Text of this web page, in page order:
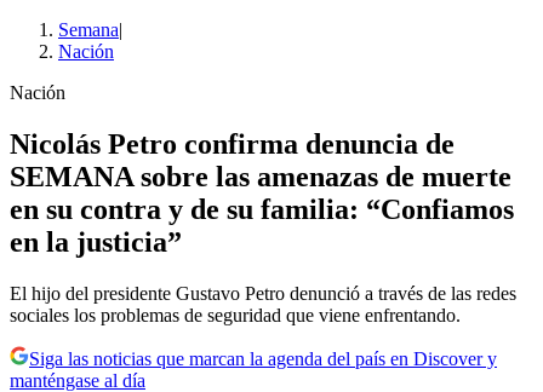
Semana|
Nación
Nación
Nicolás Petro confirma denuncia de
SEMANA sobre las amenazas de muerte
en su contra y de su familia: “Confiamos
en la justicia”
El hijo del presidente Gustavo Petro denunció a través de las redes
sociales los problemas de seguridad que viene enfrentando.
Siga las noticias que marcan la agenda del país en Discover y
manténgase al día